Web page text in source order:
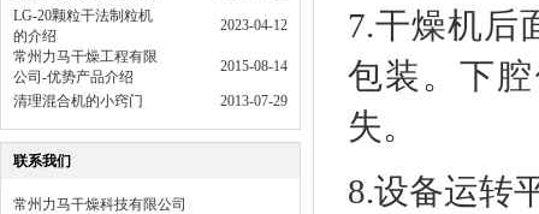
LG-20颗粒干法制粒机
的介绍
2023-04-12
常州力马干燥工程有限
公司-优势产品介绍
2015-08-14
清理混合机的小窍门 2013-07-29
联系我们
常州力马干燥科技有限公司
7.干燥机后
包装。下
失。
8.设备运转